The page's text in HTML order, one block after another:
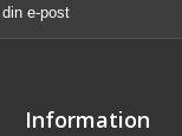
Information